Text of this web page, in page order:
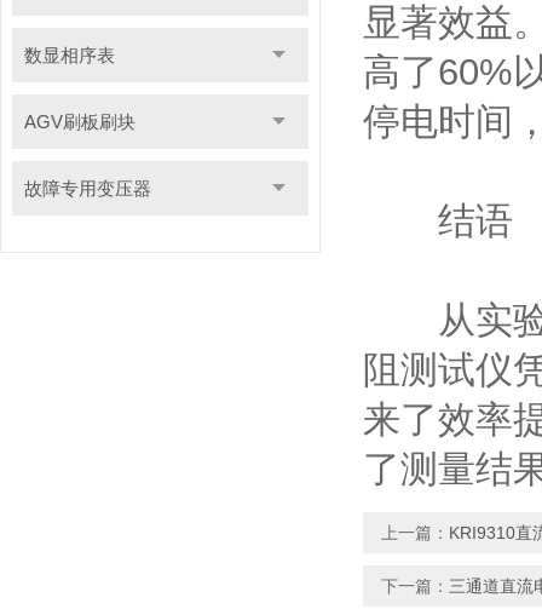
数显相序表
AGV刷板刷块
故障专用变压器
显著效益
高了60%
停电时间
结语
从实验
阻测试仪
来了效率
了测量结
上一篇： KRI9310直
下一篇： 三通道直流